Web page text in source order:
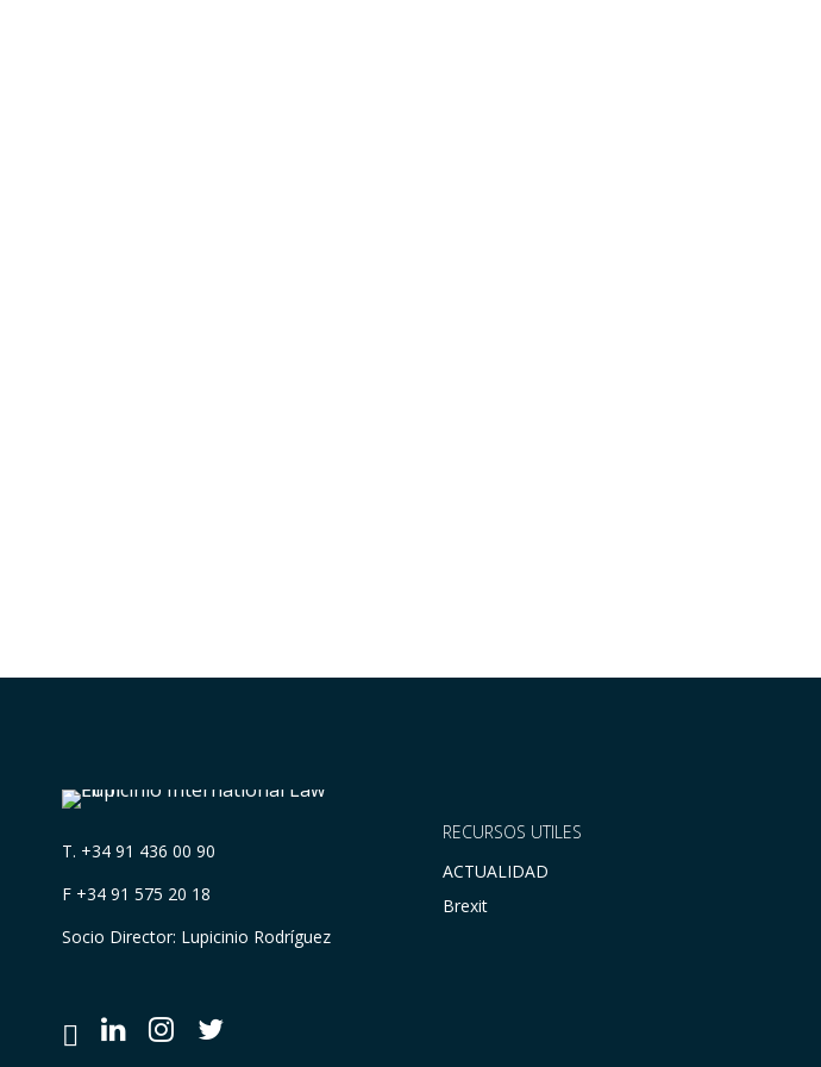
T. +34 91 436 00 90
F +34 91 575 20 18
Socio Director: Lupicinio Rodríguez
RECURSOS UTILES
ACTUALIDAD
Brexit